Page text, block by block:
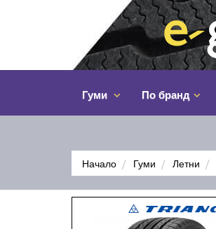
Гуми По бранд
Начало Гуми Летни